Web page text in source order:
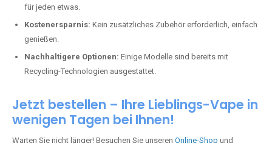
für jeden etwas.
Kostenersparnis: Kein zusätzliches Zubehör erforderlich, einfach
genießen.
Nachhaltigere Optionen: Einige Modelle sind bereits mit
Recycling-Technologien ausgestattet.
Jetzt bestellen – Ihre Lieblings-Vape in
wenigen Tagen bei Ihnen!
Warten Sie nicht länger! Besuchen Sie unseren Online-Shop und